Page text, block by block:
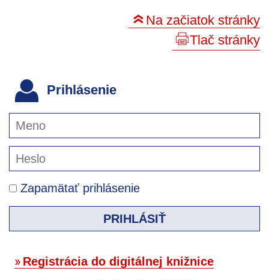
Na začiatok stránky
Tlač stránky
Prihlásenie
Zapamätať prihlásenie
PRIHLÁSIŤ
Registrácia do digitálnej knižnice